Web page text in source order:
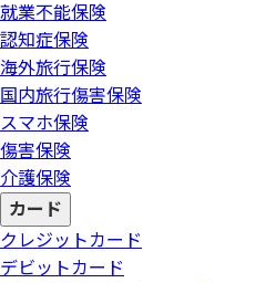
就業不能保険
認知症保険
海外旅行保険
国内旅行傷害保険
スマホ保険
傷害保険
介護保険
カード
クレジットカード
デビットカード